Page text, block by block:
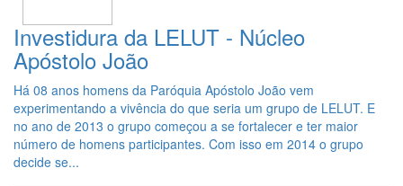
Investidura da LELUT - Núcleo
Apóstolo João
Há 08 anos homens da Paróquia Apóstolo João vem
experimentando a vivência do que seria um grupo de LELUT. E
no ano de 2013 o grupo começou a se fortalecer e ter maior
número de homens participantes. Com isso em 2014 o grupo
decide se...